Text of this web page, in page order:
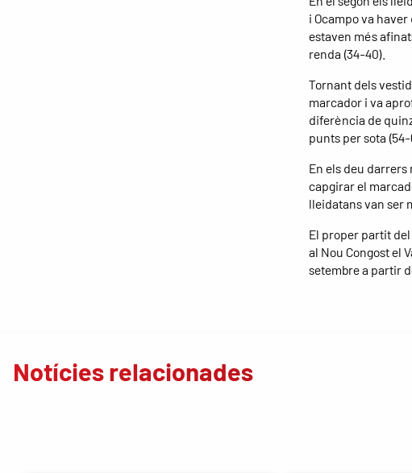
i Ocampo va
estaven més
renda (34-40).
Tornant dels
marcador i va
diferència de
punts per sota (54-
En els deu
capgirar el
lleidatans van ser
El proper partit del
al Nou Congost el
setembre a partir
Notícies relacionades